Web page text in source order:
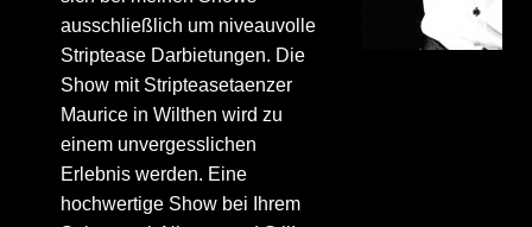
ausschließlich um niveauvolle
Striptease Darbietungen. Die
Show mit Stripteasetaenzer
Maurice in Wilthen wird zu
einem unvergesslichen
Erlebnis werden. Eine
hochwertige Show bei Ihrem